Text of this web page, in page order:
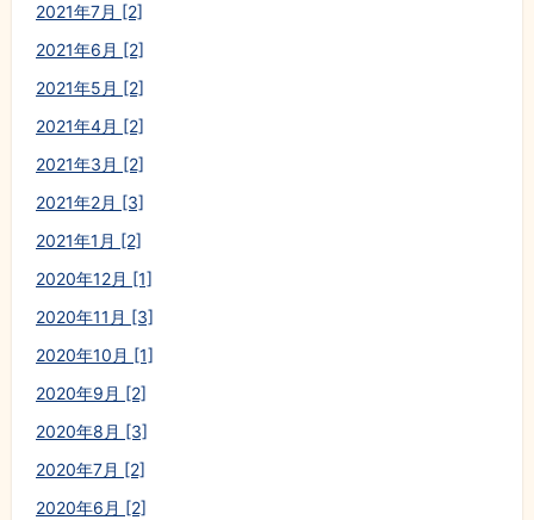
2021年7月 [2]
2021年6月 [2]
2021年5月 [2]
2021年4月 [2]
2021年3月 [2]
2021年2月 [3]
2021年1月 [2]
2020年12月 [1]
2020年11月 [3]
2020年10月 [1]
2020年9月 [2]
2020年8月 [3]
2020年7月 [2]
2020年6月 [2]